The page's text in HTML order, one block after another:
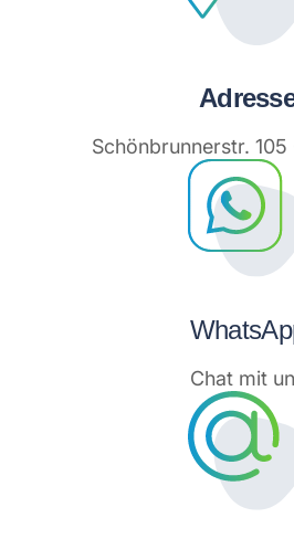
Schönbrunnerstr. 105
Chat mit